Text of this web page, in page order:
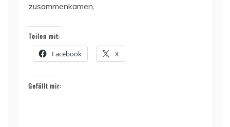
zusammenkamen,
Teilen mit:
Facebook X
Gefällt mir: